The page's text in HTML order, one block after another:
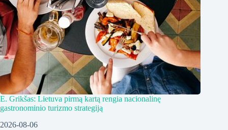
E. Grikšas: Lietuva pirmą kartą rengia nacionalinę
gastronominio turizmo strategiją
2026-08-06